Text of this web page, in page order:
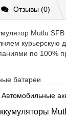
Отзывы (0)
Mutlu
курьерскую
по 100%
батареи